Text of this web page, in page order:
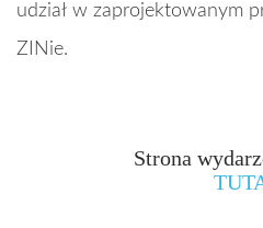
udział w zaprojektowanym
ZINie.
Strona